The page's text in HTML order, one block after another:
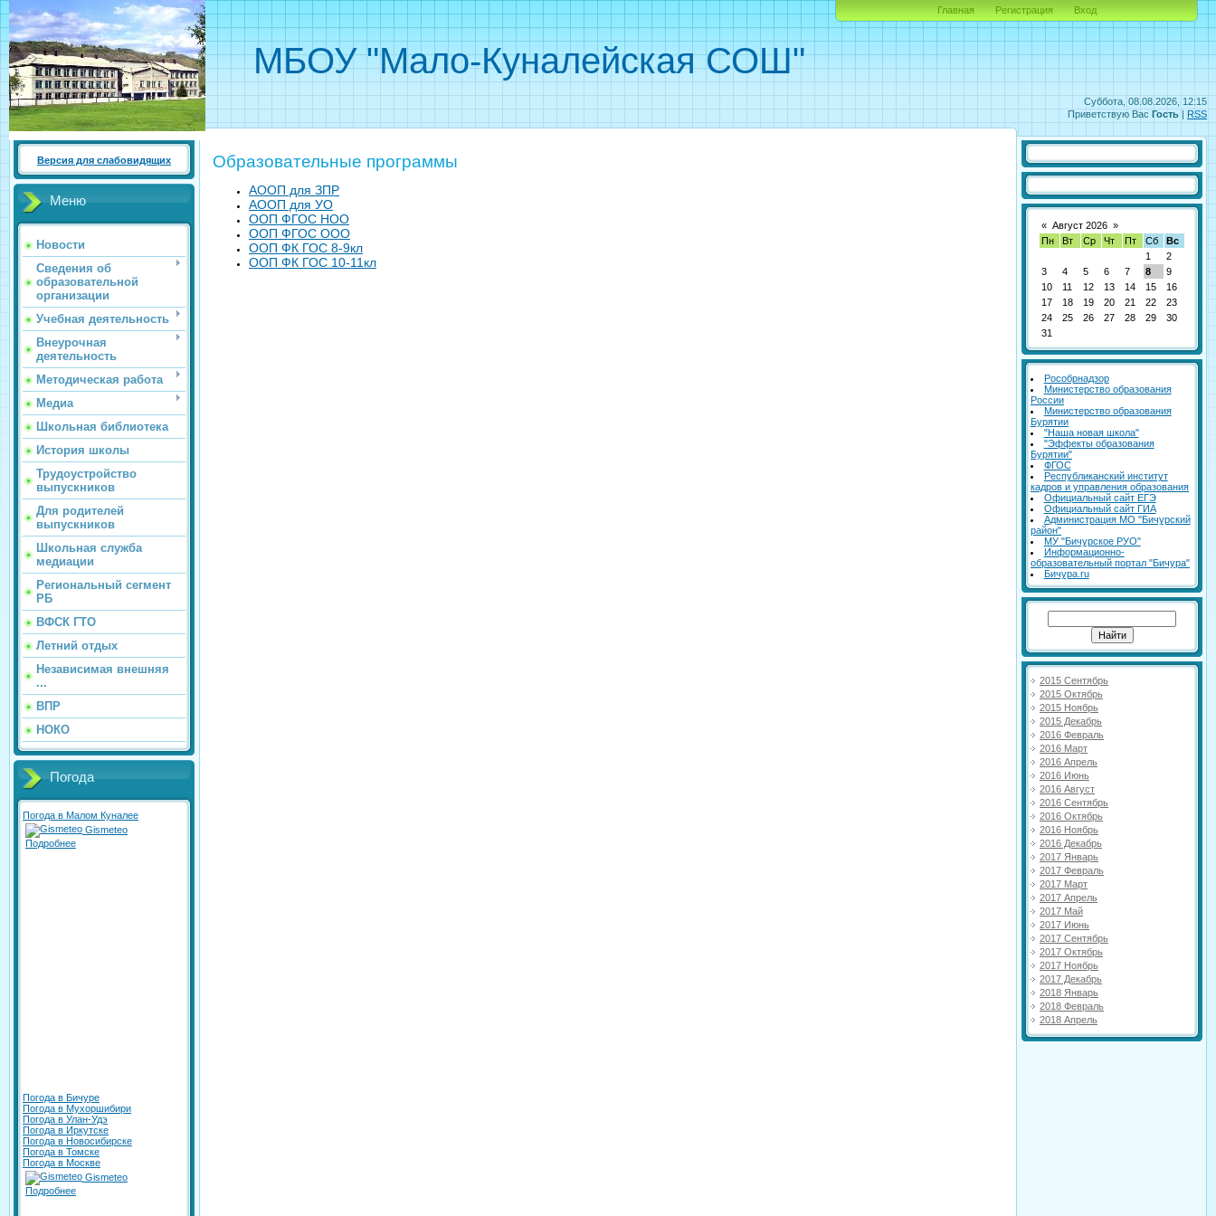
Суббота, 08.08.2026, 12:15
Приветствую Вас Гость | RSS
МБОУ "Мало-Куналейская СОШ"
Главная Регистрация Вход
Версия для слабовидящих
Меню
Новости
Сведения об
образовательной
организации
Учебная деятельность
Внеурочная
деятельность
Методическая работа
Медиа
Школьная библиотека
История школы
Трудоустройство
выпускников
Для родителей
выпускников
Школьная служба
медиации
Региональный сегмент
РБ
ВФСК ГТО
Летний отдых
Независимая внешняя
...
ВПР
НОКО
Погода
Погода в Малом Куналее
Gismeteo
Подробнее
Погода в Бичуре
Погода в Мухоршибири
Погода в Улан-Удэ
Погода в Иркутске
Погода в Новосибирске
Погода в Томске
Погода в Москве
Gismeteo
Подробнее
Образовательные программы
АООП для ЗПР
АООП для УО
ООП ФГОС НОО
ООП ФГОС ООО
ООП ФК ГОС 8-9кл
ООП ФК ГОС 10-11кл
« Август 2026 »
Пн
Вт Ср Чт Пт Сб
Вс
1
2
3
4 5 6 7 8
9
10
11 12 13 14 15
16
17
18 19 20 21 22
23
24
25 26 27 28 29
30
31
Рособрнадзор
Министерство образования
России
Министерство образования
Бурятии
"Наша новая школа"
"Эффекты образования
Бурятии"
ФГОС
Республиканский институт
кадров и управления образования
Официальный сайт ЕГЭ
Официальный сайт ГИА
Администрация МО "Бичурский
район"
МУ "Бичурское РУО"
Информационно-
образовательный портал "Бичура"
Бичура.ru
2015 Сентябрь
2015 Октябрь
2015 Ноябрь
2015 Декабрь
2016 Февраль
2016 Март
2016 Апрель
2016 Июнь
2016 Август
2016 Сентябрь
2016 Октябрь
2016 Ноябрь
2016 Декабрь
2017 Январь
2017 Февраль
2017 Март
2017 Апрель
2017 Май
2017 Июнь
2017 Сентябрь
2017 Октябрь
2017 Ноябрь
2017 Декабрь
2018 Январь
2018 Февраль
2018 Апрель